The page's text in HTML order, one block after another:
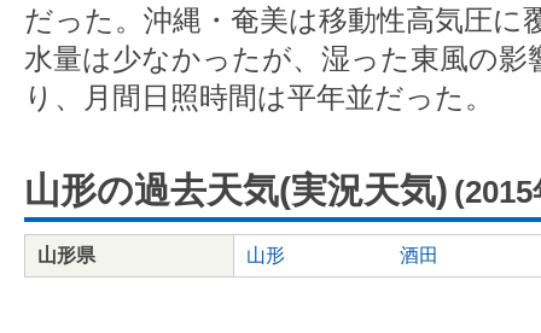
だった。沖縄・奄美は移動性高気圧に
水量は少なかったが、湿った東風の
り、月間日照時間は平年並だった。
山形の過去天気(実況天気)
山形県 山形 酒田